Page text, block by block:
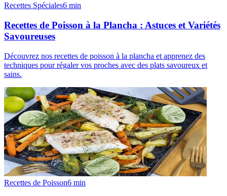
Recettes Spéciales6 min
Recettes de Poisson à la Plancha : Astuces et Variétés
Savoureuses
Découvrez nos recettes de poisson à la plancha et apprenez des
techniques pour régaler vos proches avec des plats savoureux et
sains.
Recettes de Poisson6 min